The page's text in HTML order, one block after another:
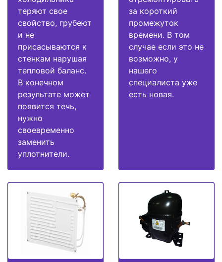
теряют свое
свойство, грубеют
и не
присасываются к
стенкам нарушая
тепловой баланс.
В конечном
результате может
появится течь,
нужно
своевременно
заменить
уплотнители.
за короткий
промежуток
времени. В том
случае если это не
возможно, у
нашего
специалиста уже
есть новая.